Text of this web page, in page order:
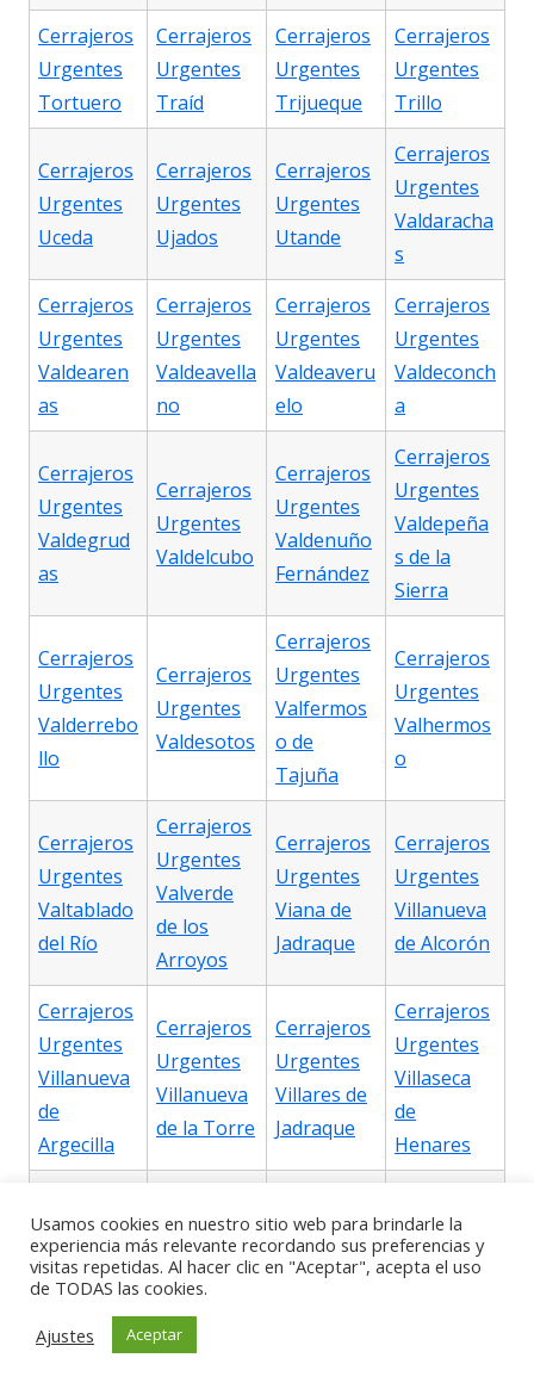
Cerrajeros
Urgentes
Tortuero
Cerrajeros
Urgentes
Traíd
Cerrajeros
Urgentes
Trijueque
Cerrajeros
Urgentes
Trillo
Cerrajeros
Urgentes
Uceda
Cerrajeros
Urgentes
Ujados
Cerrajeros
Urgentes
Utande
Cerrajeros
Urgentes
Valdaracha
s
Cerrajeros
Urgentes
Valdearen
as
Cerrajeros
Urgentes
Valdeavella
no
Cerrajeros
Urgentes
Valdeaveru
elo
Cerrajeros
Urgentes
Valdeconch
a
Cerrajeros
Urgentes
Valdegrud
as
Cerrajeros
Urgentes
Valdelcubo
Cerrajeros
Urgentes
Valdenuño
Fernández
Cerrajeros
Urgentes
Valdepeña
s de la
Sierra
Cerrajeros
Urgentes
Valderrebo
llo
Cerrajeros
Urgentes
Valdesotos
Cerrajeros
Urgentes
Valfermos
o de
Tajuña
Cerrajeros
Urgentes
Valhermos
o
Cerrajeros
Urgentes
Valtablado
del Río
Cerrajeros
Urgentes
Valverde
de los
Arroyos
Cerrajeros
Urgentes
Viana de
Jadraque
Cerrajeros
Urgentes
Villanueva
de Alcorón
Cerrajeros
Urgentes
Villanueva
de
Argecilla
Cerrajeros
Urgentes
Villanueva
de la Torre
Cerrajeros
Urgentes
Villares de
Jadraque
Cerrajeros
Urgentes
Villaseca
de
Henares
Urgentes
Villaseca
de Uceda
Urgentes
Villel de
Mesa
Cerrajeros
Urgentes
Viñuelas
Cerrajeros
Urgentes
Yebes
Usamos cookies en nuestro sitio web para brindarle la
experiencia más relevante recordando sus preferencias y
visitas repetidas. Al hacer clic en "Aceptar", acepta el uso
de TODAS las cookies.
Ajustes
Aceptar